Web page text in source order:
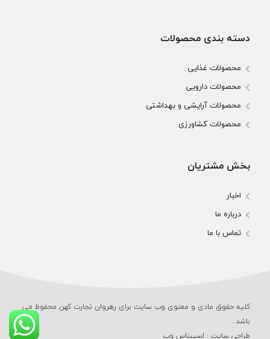
دسته بندی محصولات
محصولات غذایی
محصولات دارویی
محصولات آرایشی و بهداشتی
محصولات کشاورزی
بخش مشتریان
اخبار
درباره ما
تماس با ما
کلیه حقوق مادی و معنوی وب‌ سایت برای رهروان تجارت کهن محفوظ می‌
باشد .
طراحی سایت: اسپیناس وب